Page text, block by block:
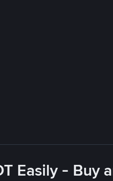
Easily - Buy